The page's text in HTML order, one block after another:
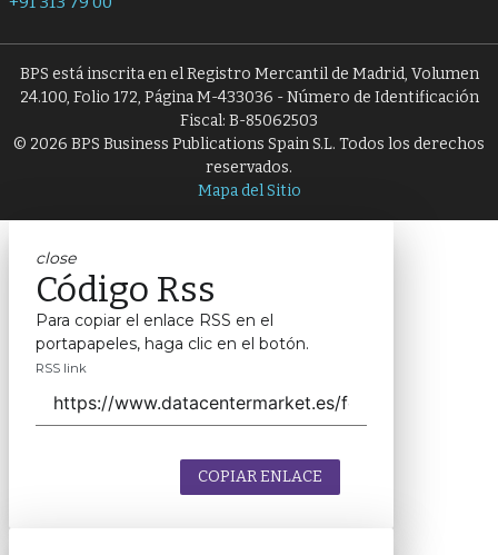
BPS está inscrita en el Registro Mercantil de Madrid, Volumen
24.100, Folio 172, Página M-433036 - Número de Identificación
Fiscal: B-85062503
© 2026 BPS Business Publications Spain S.L. Todos los derechos
reservados.
Mapa del Sitio
close
Código Rss
Para copiar el enlace RSS en el
portapapeles, haga clic en el botón.
RSS link
COPIAR ENLACE